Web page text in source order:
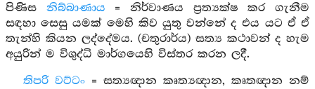
පිණිස නිබ්බාණාය = නිර්වාණය ප්‍රත්‍යක්ෂ කර ගැනීම
සඳහා සෙසු යමක් මෙහි කිව යුතු වන්නේ ද එය යට ඒ ඒ
තැන්හි කියන ලද්දේමය. (චතුරාර්ය) සත්‍ය කථාවන් ද හැම
අයුරින් ම විශුද්ධි මාර්ගයෙහි විස්තර කරන ලදී.
තිපරි වට්ටං= සත්‍යඥාන කෘත්‍යඥාන, කෘතඥාන නම්